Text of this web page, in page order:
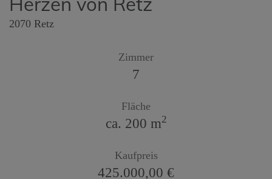
2070 Retz
Zimmer
7
Fläche
ca. 200 m2
Kaufpreis
425.000,00 €